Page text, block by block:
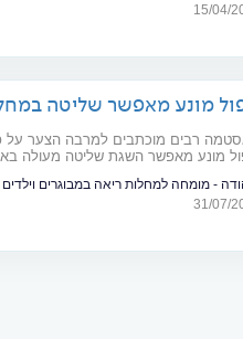
מונע מאפשר שליטה
רבים מוכתבים למרבה הצער
מונע מאפשר השגת שליטה מעולה
- מומחה למחלות ריאה במבוגרים וילדים